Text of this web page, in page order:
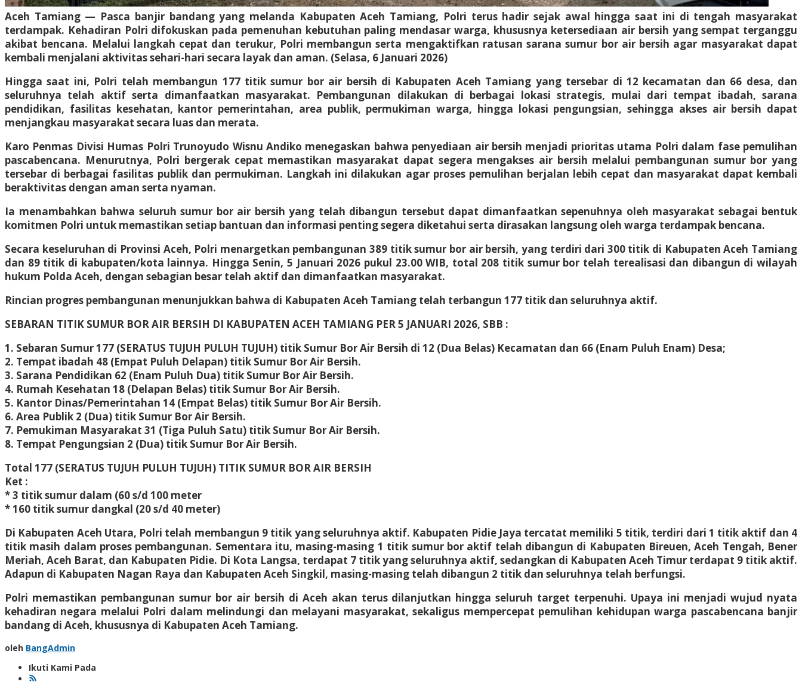
Aceh Tamiang — Pasca banjir bandang yang melanda Kabupaten Aceh Tamiang, Polri terus hadir sejak awal hingga saat ini di tengah masyarakat
terdampak. Kehadiran Polri difokuskan pada pemenuhan kebutuhan paling mendasar warga, khususnya ketersediaan air bersih yang sempat terganggu
akibat bencana. Melalui langkah cepat dan terukur, Polri membangun serta mengaktifkan ratusan sarana sumur bor air bersih agar masyarakat dapat
kembali menjalani aktivitas sehari-hari secara layak dan aman. (Selasa, 6 Januari 2026)
Hingga saat ini, Polri telah membangun 177 titik sumur bor air bersih di Kabupaten Aceh Tamiang yang tersebar di 12 kecamatan dan 66 desa, dan
seluruhnya telah aktif serta dimanfaatkan masyarakat. Pembangunan dilakukan di berbagai lokasi strategis, mulai dari tempat ibadah, sarana
pendidikan, fasilitas kesehatan, kantor pemerintahan, area publik, permukiman warga, hingga lokasi pengungsian, sehingga akses air bersih dapat
menjangkau masyarakat secara luas dan merata.
Karo Penmas Divisi Humas Polri Trunoyudo Wisnu Andiko menegaskan bahwa penyediaan air bersih menjadi prioritas utama Polri dalam fase pemulihan
pascabencana. Menurutnya, Polri bergerak cepat memastikan masyarakat dapat segera mengakses air bersih melalui pembangunan sumur bor yang
tersebar di berbagai fasilitas publik dan permukiman. Langkah ini dilakukan agar proses pemulihan berjalan lebih cepat dan masyarakat dapat kembali
beraktivitas dengan aman serta nyaman.
Ia menambahkan bahwa seluruh sumur bor air bersih yang telah dibangun tersebut dapat dimanfaatkan sepenuhnya oleh masyarakat sebagai bentuk
komitmen Polri untuk memastikan setiap bantuan dan informasi penting segera diketahui serta dirasakan langsung oleh warga terdampak bencana.
Secara keseluruhan di Provinsi Aceh, Polri menargetkan pembangunan 389 titik sumur bor air bersih, yang terdiri dari 300 titik di Kabupaten Aceh Tamiang
dan 89 titik di kabupaten/kota lainnya. Hingga Senin, 5 Januari 2026 pukul 23.00 WIB, total 208 titik sumur bor telah terealisasi dan dibangun di wilayah
hukum Polda Aceh, dengan sebagian besar telah aktif dan dimanfaatkan masyarakat.
Rincian progres pembangunan menunjukkan bahwa di Kabupaten Aceh Tamiang telah terbangun 177 titik dan seluruhnya aktif.
SEBARAN TITIK SUMUR BOR AIR BERSIH DI KABUPATEN ACEH TAMIANG PER 5 JANUARI 2026, SBB :
1. Sebaran Sumur 177 (SERATUS TUJUH PULUH TUJUH) titik Sumur Bor Air Bersih di 12 (Dua Belas) Kecamatan dan 66 (Enam Puluh Enam) Desa;
2. Tempat ibadah 48 (Empat Puluh Delapan) titik Sumur Bor Air Bersih.
3. Sarana Pendidikan 62 (Enam Puluh Dua) titik Sumur Bor Air Bersih.
4. Rumah Kesehatan 18 (Delapan Belas) titik Sumur Bor Air Bersih.
5. Kantor Dinas/Pemerintahan 14 (Empat Belas) titik Sumur Bor Air Bersih.
6. Area Publik 2 (Dua) titik Sumur Bor Air Bersih.
7. Pemukiman Masyarakat 31 (Tiga Puluh Satu) titik Sumur Bor Air Bersih.
8. Tempat Pengungsian 2 (Dua) titik Sumur Bor Air Bersih.
Total 177 (SERATUS TUJUH PULUH TUJUH) TITIK SUMUR BOR AIR BERSIH
Ket :
* 3 titik sumur dalam (60 s/d 100 meter
* ⁠160 titik sumur dangkal (20 s/d 40 meter)
Di Kabupaten Aceh Utara, Polri telah membangun 9 titik yang seluruhnya aktif. Kabupaten Pidie Jaya tercatat memiliki 5 titik, terdiri dari 1 titik aktif dan 4
titik masih dalam proses pembangunan. Sementara itu, masing-masing 1 titik sumur bor aktif telah dibangun di Kabupaten Bireuen, Aceh Tengah, Bener
Meriah, Aceh Barat, dan Kabupaten Pidie. Di Kota Langsa, terdapat 7 titik yang seluruhnya aktif, sedangkan di Kabupaten Aceh Timur terdapat 9 titik aktif.
Adapun di Kabupaten Nagan Raya dan Kabupaten Aceh Singkil, masing-masing telah dibangun 2 titik dan seluruhnya telah berfungsi.
Polri memastikan pembangunan sumur bor air bersih di Aceh akan terus dilanjutkan hingga seluruh target terpenuhi. Upaya ini menjadi wujud nyata
kehadiran negara melalui Polri dalam melindungi dan melayani masyarakat, sekaligus mempercepat pemulihan kehidupan warga pascabencana banjir
bandang di Aceh, khususnya di Kabupaten Aceh Tamiang.
oleh BangAdmin
Ikuti Kami Pada